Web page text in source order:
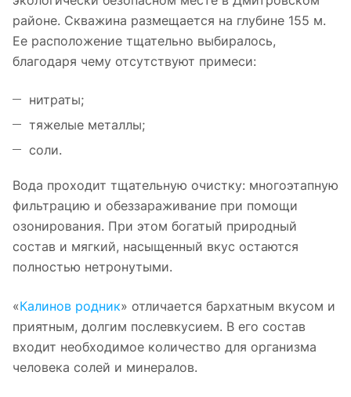
районе. Скважина размещается на глубине 155 м.
Ее расположение тщательно выбиралось,
благодаря чему отсутствуют примеси:
нитраты;
тяжелые металлы;
соли.
Вода проходит тщательную очистку: многоэтапную
фильтрацию и обеззараживание при помощи
озонирования. При этом богатый природный
состав и мягкий, насыщенный вкус остаются
полностью нетронутыми.
«Калинов родник» отличается бархатным вкусом и
приятным, долгим послевкусием. В его состав
входит необходимое количество для организма
человека солей и минералов.